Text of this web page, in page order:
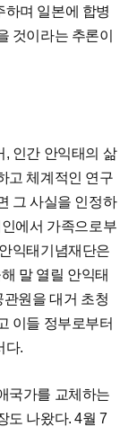
하며 일본에 합병
것이라는 추론이
, 인간 안익태의 삶
고 체계적인 연구
그 사실을 인정하
에서 가족으로부
익태기념재단은
말 열릴 안익태
원을 대거 초청
이들 정부로부터
다.
국가를 교체하는
도 나왔다. 4월 7